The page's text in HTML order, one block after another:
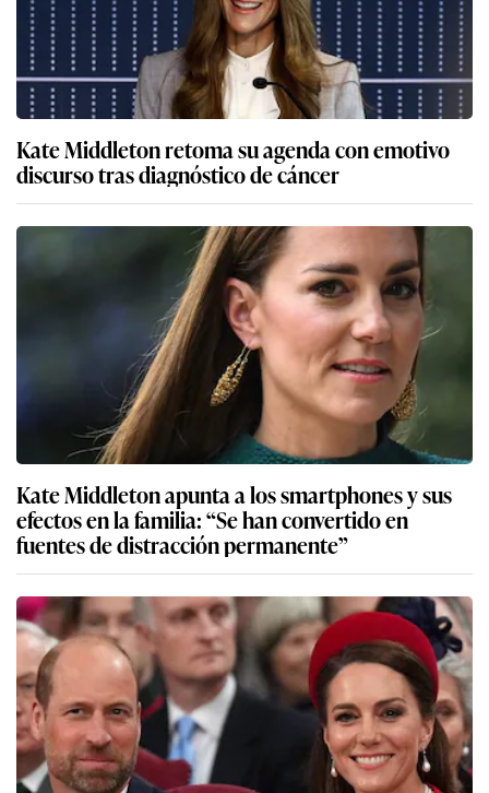
Kate Middleton retoma su agenda con emotivo
discurso tras diagnóstico de cáncer
Kate Middleton apunta a los smartphones y sus
efectos en la familia: “Se han convertido en
fuentes de distracción permanente”